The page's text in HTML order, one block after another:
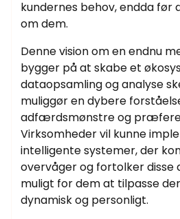
kundernes behov, endda før
om dem.
Denne vision om en endnu
bygger på at skabe et
dataopsamling og analyse
muliggør en dybere
adfærdsmønstre og
Virksomheder vil kunne
intelligente systemer, der
overvåger og fortolker disse
muligt for dem at tilpasse
dynamisk og personligt.